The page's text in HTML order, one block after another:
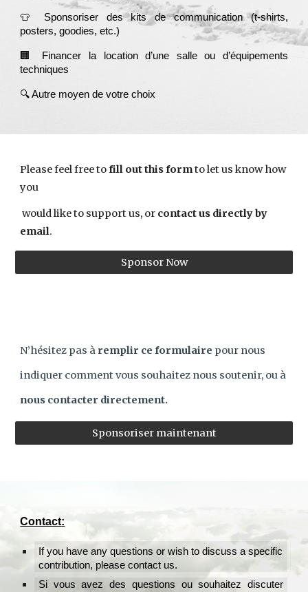
👕 Sponsoriser des kits de communication(t-shirts,
posters, goodies, etc.)
🏢 Financer la location d’une salle ou d’équipements
techniques
🔍 Autre moyen de votre choix
Please feel free tofill out this formto let us know how
you
would like to support us, or contact us directly by
email.
Sponsor Now
N’hésitez pas à remplir ce formulaire pour nous
indiquer comment vous souhaitez nous soutenir, ou à
nous contacter directement.
Sponsoriser maintenant
Contact:
If you have any questions or wish to discuss a specific
contribution, please contact us.
Si vous avez des questions ou souhaitez discuter